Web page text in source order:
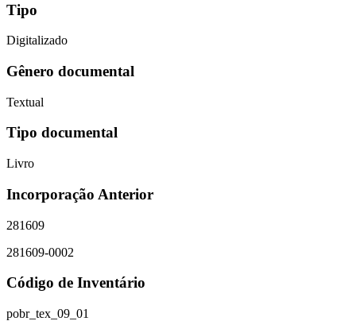
Tipo
Digitalizado
Gênero documental
Textual
Tipo documental
Livro
Incorporação Anterior
281609
281609-0002
Código de Inventário
pobr_tex_09_01